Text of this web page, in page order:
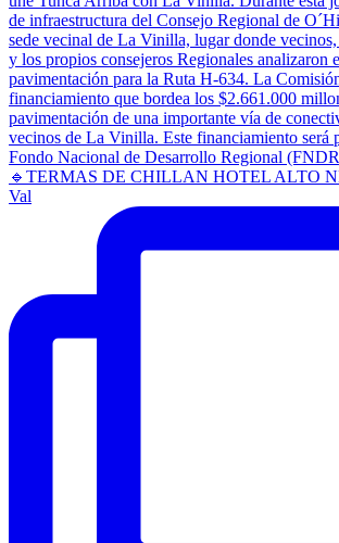
🔹TERMAS DE CHILLAN HOTEL ALTO
Val